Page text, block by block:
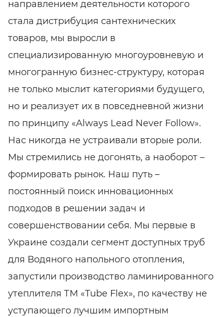
направлением деятельности которого
стала дистрибуция сантехнических
товаров, мы выросли в
специализированную многоуровневую и
многогранную бизнес-структуру, которая
не только мыслит категориями будущего,
но и реализует их в повседневной жизни
по принципу «Always Lead Never Follow».
Нас никогда не устраивали вторые роли.
Мы стремились не догонять, а наоборот –
формировать рынок. Наш путь –
постоянный поиск инновационных
подходов в решении задач и
совершенствовании себя. Мы первые в
Украине создали сегмент доступных труб
для Водяного напольного отопления,
запустили производство ламинированного
утеплителя ТМ «Tube Flex», по качеству не
уступающего лучшим импортным